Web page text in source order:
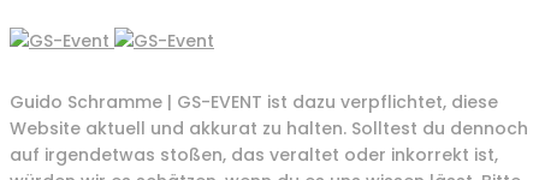
Guido Schramme | GS-EVENT ist dazu verpflichtet, diese
Website aktuell und akkurat zu halten. Solltest du dennoch
auf irgendetwas stoßen, das veraltet oder inkorrekt ist,